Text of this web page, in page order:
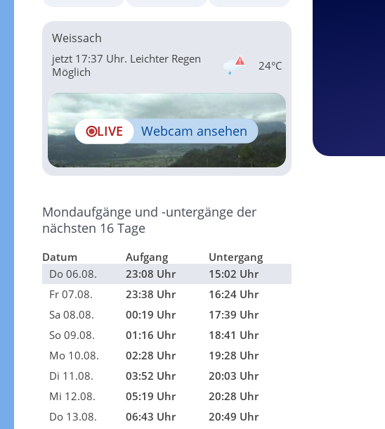
Weissach
24°C
jetzt 17:37 Uhr. Leichter Regen
Möglich
LIVE Webcam ansehen
Mondaufgänge und -untergänge der
nächsten 16 Tage
Datum Aufgang
Untergang
Do 06.08.
23:08 Uhr
15:02 Uhr
Fr 07.08.
23:38 Uhr
16:24 Uhr
Sa 08.08.
00:19 Uhr
17:39 Uhr
So 09.08.
01:16 Uhr
18:41 Uhr
Mo 10.08.
02:28 Uhr
19:28 Uhr
Di 11.08.
03:52 Uhr
20:03 Uhr
Mi 12.08.
05:19 Uhr
20:28 Uhr
Do 13.08.
06:43 Uhr
20:49 Uhr